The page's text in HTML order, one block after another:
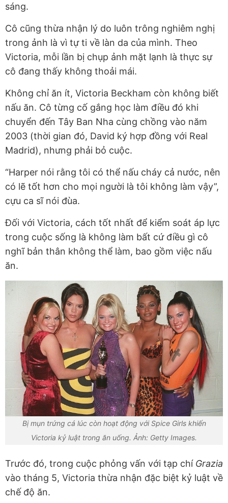
sáng.
Cô cũng thừa nhận lý do luôn trông nghiêm nghị
trong ảnh là vì tự ti về làn da của mình. Theo
Victoria, mỗi lần bị chụp ảnh mặt lạnh là thực sự
cô đang thấy không thoải mái.
Không chỉ ăn ít, Victoria Beckham còn không biết
nấu ăn. Cô từng cố gắng học làm điều đó khi
chuyển đến Tây Ban Nha cùng chồng vào năm
2003 (thời gian đó, David ký hợp đồng với Real
Madrid), nhưng phải bỏ cuộc.
“Harper nói rằng tôi có thể nấu cháy cả nước, nên
có lẽ tốt hơn cho mọi người là tôi không làm vậy”,
cựu ca sĩ nói đùa.
Đối với Victoria, cách tốt nhất để kiểm soát áp lực
trong cuộc sống là không làm bất cứ điều gì cô
nghĩ bản thân không thể làm, bao gồm việc nấu
ăn.
Bị mụn trứng cá lúc còn hoạt động với Spice Girls khiến
Victoria kỷ luật trong ăn uống. Ảnh: Getty Images.
Trước đó, trong cuộc phỏng vấn với tạp chí Grazia
vào tháng 5, Victoria thừa nhận đặc biệt kỷ luật về
chế độ ăn.